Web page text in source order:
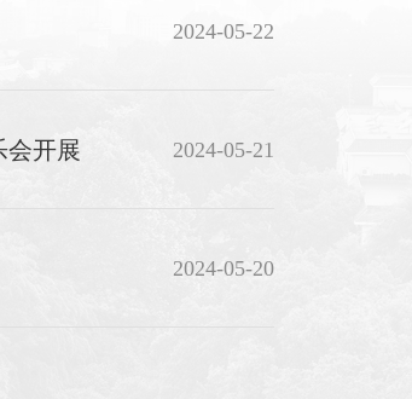
2024-05-22
会开展 2024-05-21
2024-05-20